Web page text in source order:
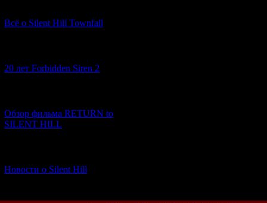
Всё о Silent Hill Townfall
20 лет Forbidden Siren 2
Обзор фильма RETURN to
SILENT HILL
Новости о Silent Hill